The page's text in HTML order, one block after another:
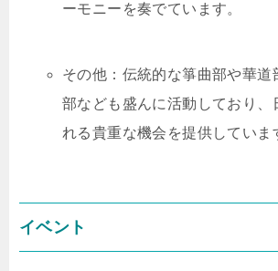
ーモニーを奏でています。
その他：伝統的な箏曲部や華道
部なども盛んに活動しており、
れる貴重な機会を提供していま
イベント